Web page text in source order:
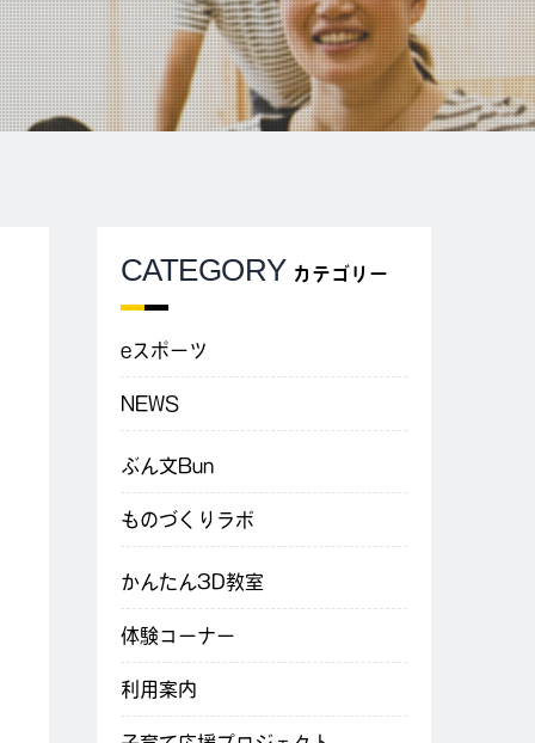
CATEGORY カテゴリー
eスポーツ
NEWS
ぶん文Bun
ものづくりラボ
かんたん3D教室
体験コーナー
利用案内